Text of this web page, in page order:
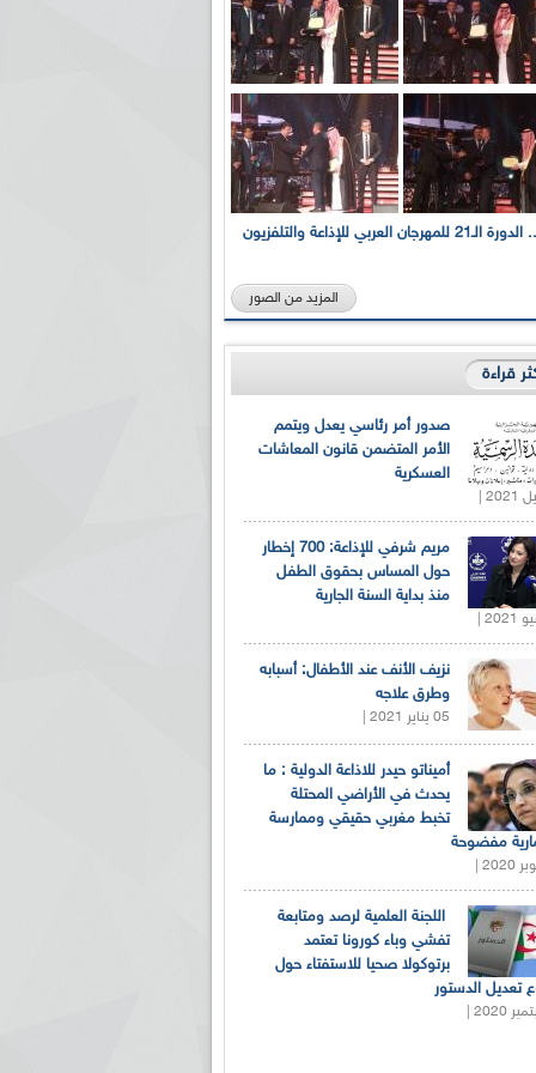
بالصور... الدورة الـ21 للمهرجان العربي للإذاعة والتلفزيون
المزيد من الصور
قراءة
صدور أمر رئاسي يعدل ويتمم
الأمر المتضمن قانون المعاشات
العسكرية
مريم شرفي للإذاعة: 700 إخطار
حول المساس بحقوق الطفل
منذ بداية السنة الجارية
نزيف الأنف عند الأطفال: أسبابه
وطرق علاجه
05 يناير 2021 |
أميناتو حيدر للاذاعة الدولية : ما
يحدث في الأراضي المحتلة
تخبط مغربي حقيقي وممارسة
مفضوحة
اللجنة العلمية لرصد ومتابعة
تفشي وباء كورونا تعتمد
برتوكولا صحيا للاستفتاء حول
تعديل الدستور